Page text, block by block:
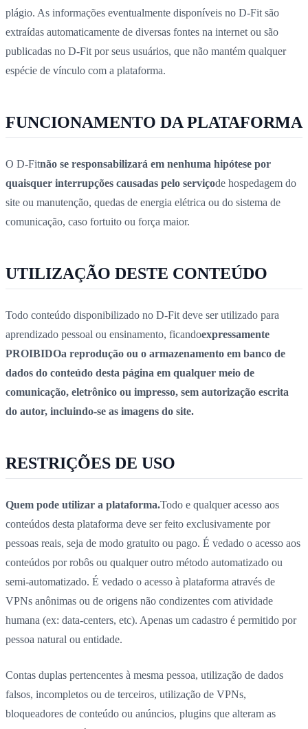
plágio. As informações eventualmente disponíveis no D-Fit são
extraídas automaticamente de diversas fontes na internet ou são
publicadas no D-Fit por seus usuários, que não mantém qualquer
espécie de vínculo com a plataforma.
FUNCIONAMENTO DA PLATAFORMA
O D-Fitnão se responsabilizará em nenhuma hipótese por
quaisquer interrupções causadas pelo serviçode hospedagem do
site ou manutenção, quedas de energia elétrica ou do sistema de
comunicação, caso fortuito ou força maior.
UTILIZAÇÃO DESTE CONTEÚDO
Todo conteúdo disponibilizado no D-Fit deve ser utilizado para
aprendizado pessoal ou ensinamento, ficandoexpressamente
PROIBIDOa reprodução ou o armazenamento em banco de
dados do conteúdo desta página em qualquer meio de
comunicação, eletrônico ou impresso, sem autorização escrita
do autor, incluindo-se as imagens do site.
RESTRIÇÕES DE USO
Quem pode utilizar a plataforma.Todo e qualquer acesso aos
conteúdos desta plataforma deve ser feito exclusivamente por
pessoas reais, seja de modo gratuito ou pago. É vedado o acesso aos
conteúdos por robôs ou qualquer outro método automatizado ou
semi-automatizado. É vedado o acesso à plataforma através de
VPNs anônimas ou de origens não condizentes com atividade
humana (ex: data-centers, etc). Apenas um cadastro é permitido por
pessoa natural ou entidade.
Contas duplas pertencentes à mesma pessoa, utilização de dados
falsos, incompletos ou de terceiros, utilização de VPNs,
bloqueadores de conteúdo ou anúncios, plugins que alteram as